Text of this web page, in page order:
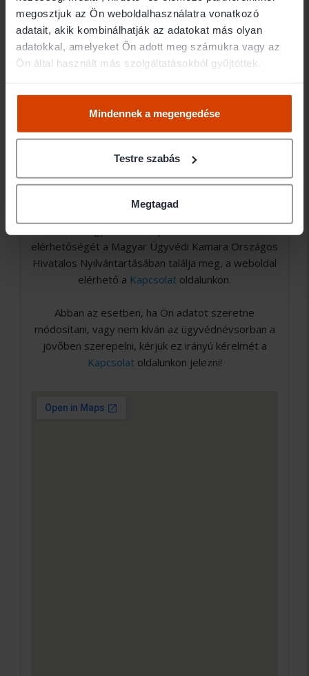
megosztjuk az Ön weboldalhasználatra vonatkozó
adatait, akik kombinálhatják az adatokat más olyan
adatokkal, amelyeket Ön adott meg számukra vagy az
Ön által használt más szolgáltatásokból gyűjtöttek.
Mindennek a megengedése
Testre szabás
Megtagad
Jogi területek
- Ingatlan jog
- Pénzügy
elérhetőségét (email, telefon), abban az esetben
elérhetőségét a Magyar Ügyvédi Kamara Országos
Hivatalos Nyilvántartásában találja meg, a weboldal
elérhető a Kapcsolat oldalunkon.
Abban az esetben, ha Ön adatot szeretne
módosítani, vagy nem kíván az ügyvédnévsorban a
jövőben szerepelni, kérjük ez irányú kérelmét a
Kapcsolatoldalunkon jelezni!